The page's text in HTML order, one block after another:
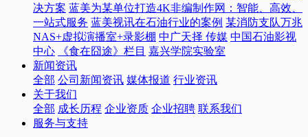
决方案 蓝美为某单位打造4K非编制作网：智能、高效、
一站式服务 蓝美视讯在石油行业的案例 某消防支队万兆
NAS+虚拟演播室+录影棚 中广天择 传媒 中国石油影视
中心
《食在囧途》栏目 嘉兴学院实验室
新闻资讯
全部 公司新闻资讯 媒体报道 行业资讯
关于我们
全部 成长历程 企业资质 企业招聘 联系我们
服务与支持